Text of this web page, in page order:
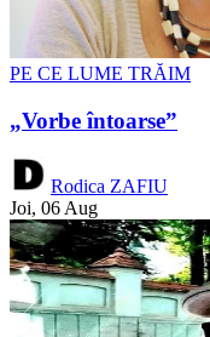
PE CE LUME TRĂIM
„Vorbe întoarse”
Rodica ZAFIU
Joi, 06 Aug